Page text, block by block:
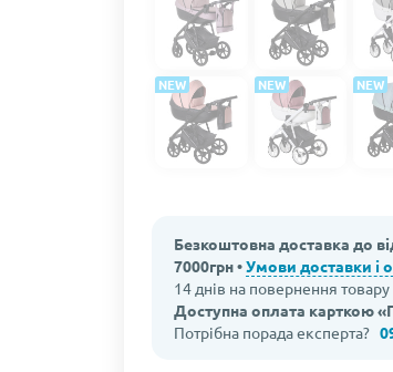
NEW NEW NEW
Безкоштовна доставка до
7000грн •Умови доставки і
14 днів на повернення товару
Доступна оплата карткою
Потрібна порада експерта?